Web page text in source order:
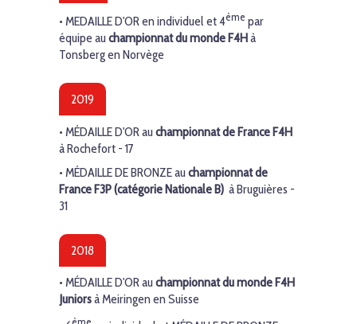
• MEDAILLE D'OR en individuel et 4ème par
équipe au championnat du monde F4Hà
Tonsberg en Norvège
2019
• MÉDAILLE D'OR au championnat de France F4H
à Rochefort - 17
• MÉDAILLE DE BRONZEau championnat de
France F3P (catégorie Nationale B) à Bruguières -
31
2018
• MÉDAILLE D'ORau championnat du monde F4H
Juniorsà Meiringen en Suisse